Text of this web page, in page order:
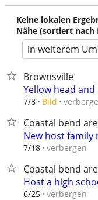
Keine lokalen
Nähe (sortiert nach
in weiterem
Brownsville
Yellow head
7/8 Bild
Coastal bend
New host family
7/18 verbergen
Coastal bend
Host a high
6/25 verbergen